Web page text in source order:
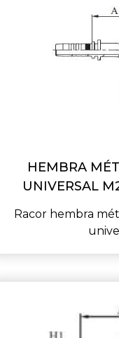
HEMBRA
UNIVERSAL
Racor hembra